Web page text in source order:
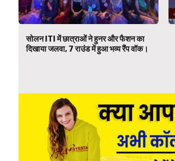
सोलन ITI में छात्राओं ने हुनर और फैशन का
दिखाया जलवा, 7 राउंड में हुआ भव्य रैंप वॉक।